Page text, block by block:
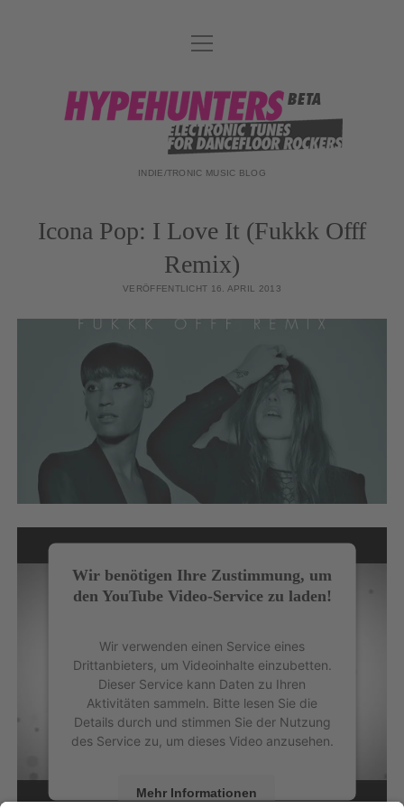
DATENSCHUTZ
DJ-TEAM
ABOUT
Menü
öffnen
hypehunters
INDIE/TRONIC MUSIC BLOG
Icona Pop: I Love It (Fukkk Offf
Remix)
VERÖFFENTLICHT 16. APRIL 2013
Wir benötigen Ihre Zustimmung, um
den YouTube Video-Service zu laden!
Wir verwenden einen Service eines
Drittanbieters, um Videoinhalte einzubetten.
Dieser Service kann Daten zu Ihren
Aktivitäten sammeln. Bitte lesen Sie die
Details durch und stimmen Sie der Nutzung
des Service zu, um dieses Video anzusehen.
Mehr Informationen